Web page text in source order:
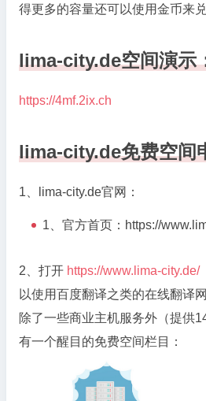
得更多的容量还可以使用金币来兑
lima-city.de空间演示
https://4mf.2ix.ch
lima-city.de免费空间
1、lima-city.de官网：
1、官方首页：https://
2、打开 https://www.lima-city.de/
以使用百度翻译之类的在线翻译
除了一些商业主机服务外（提供
有一个醒目的免费空间栏目：